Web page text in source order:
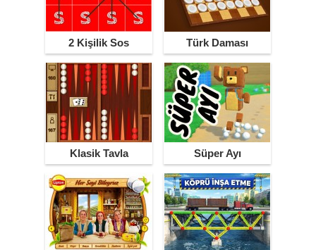
2 Kişilik Sos Türk Daması
Klasik Tavla Süper Ayı